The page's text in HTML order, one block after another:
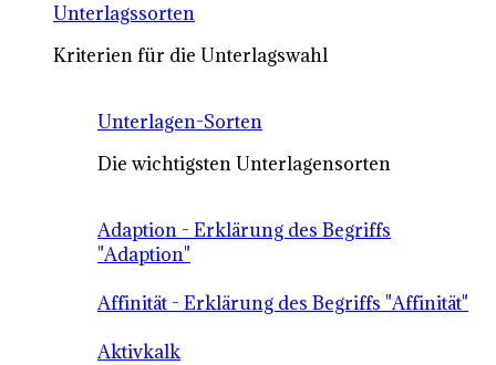
Unterlagssorten
Kriterien für die Unterlagswahl
Unterlagen-Sorten
Die wichtigsten Unterlagensorten
Adaption - Erklärung des Begriffs
"Adaption"
Affinität - Erklärung des Begriffs "Affinität"
Aktivkalk